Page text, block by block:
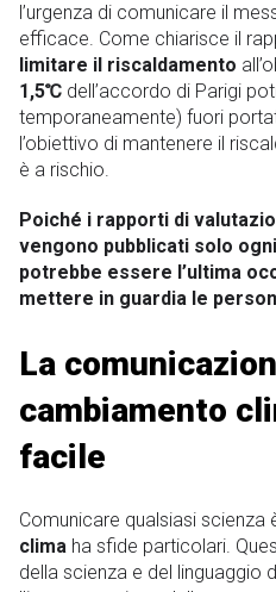
l’urgenza di comunicare il
efficace. Come chiarisce il
limitare il riscaldamento
1,5℃ dell’accordo di Parigi
temporaneamente) fuori
l’obiettivo di mantenere il
è a rischio.
Poiché i rapporti di
vengono pubblicati solo
potrebbe essere l’ultima
mettere in guardia le
La
cambiamento
facile
Comunicare qualsiasi scienza
clima ha sfide particolari.
della scienza e del linguaggio